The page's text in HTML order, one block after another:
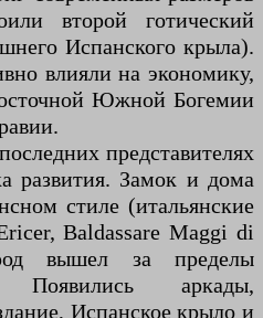
второй готический
Испанского крыла).
влияли на экономику,
Южной Богемии
представителях
развития. Замок и дома
стиле (итальянские
Baldassare Maggi di
вышел за пределы
Появились аркады,
Испанское крыло и